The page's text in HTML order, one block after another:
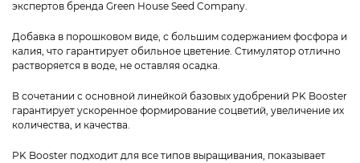
экспертов бренда Green House Seed Company.
Добавка в порошковом виде, с большим содержанием фосфора и
калия, что гарантирует обильное цветение. Стимулятор отлично
растворяется в воде, не оставляя осадка.
В сочетании с основной линейкой базовых удобрений PK Booster
гарантирует ускоренное формирование соцветий, увеличение их
количества, и качества.
PK Booster подходит для все типов выращивания, показывает